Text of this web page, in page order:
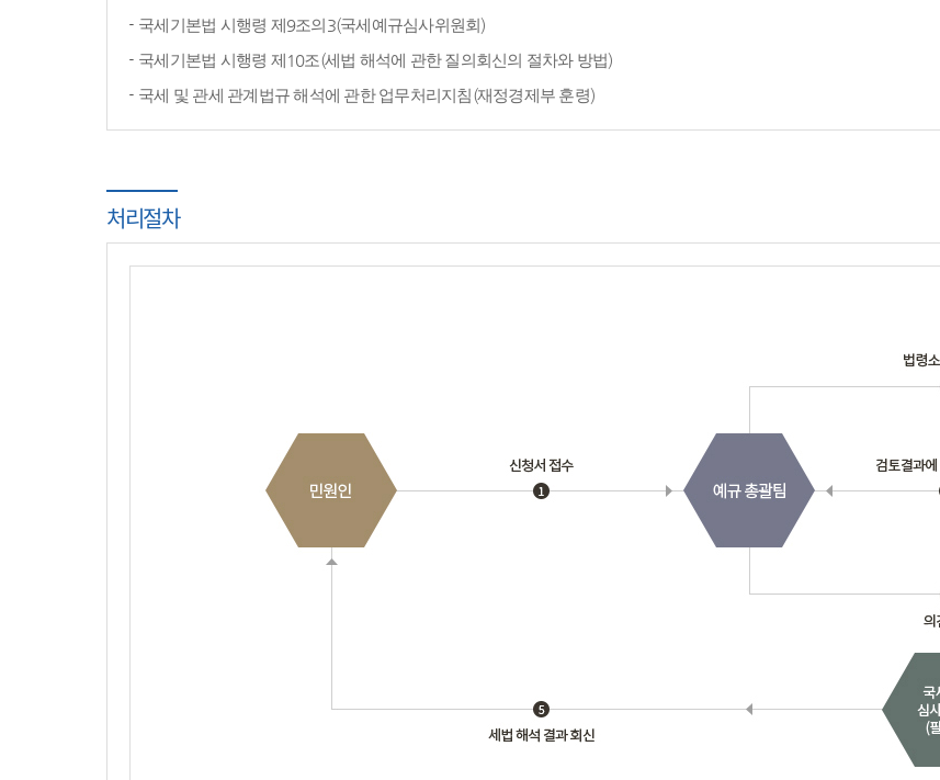
국세기본법 시행령 제9조의3(국세예규심사위원회)
국세기본법 시행령 제10조(세법 해석에 관한 질의회신의 절차와 방법)
국세 및 관세 관계법규 해석에 관한 업무처리지침(재정경제부 훈령)
처리절차